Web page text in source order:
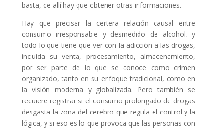
basta, de allí hay que obtener otras informaciones.
Hay que precisar la certera relación causal entre
consumo irresponsable y desmedido de alcohol, y
todo lo que tiene que ver con la adicción a las drogas,
incluida su venta, procesamiento, almacenamiento,
por ser parte de lo que se conoce como crimen
organizado, tanto en su enfoque tradicional, como en
la visión moderna y globalizada. Pero también se
requiere registrar si el consumo prolongado de drogas
desgasta la zona del cerebro que regula el control y la
lógica, y si eso es lo que provoca que las personas con